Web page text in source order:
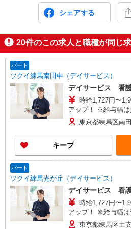
シェアする
20件のこの求人と職種が同じ
パート
ツクイ練馬南田中（デイサービス）
デイサービス 看
時給1,727円〜1,957円 ★土日祝日は
アップ！ ※給与幅は
東京都練馬区南
キープ
パート
ツクイ練馬光が丘（デイサービス）
デイサービス 看
時給1,727円〜1,957円 ★土日祝日は
アップ！ ※給与幅は
東京都練馬区土